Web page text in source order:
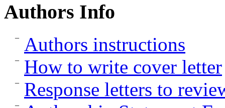
Authors Info
Authors instructions
How to write cover letter
Response letters to